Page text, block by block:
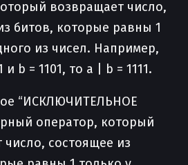
возвращает число,
битов, которые равны 1
из чисел. Например,
и b = 1101, то a | b = 1111.
“ИСКЛЮЧИТЕЛЬНОЕ
оператор, который
число, состоящее из